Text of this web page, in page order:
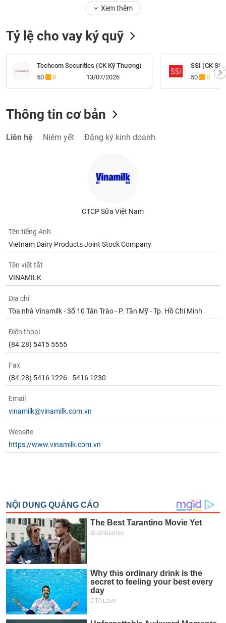
Xem thêm
Tỷ lệ cho vay ký quỹ
Techcom Securities (CK Kỹ Thương)
50
0 13/07/2026
SSI (CK
50
0
Thông tin cơ bản
Liên hệ Niêm yết Đăng ký kinh doanh
CTCP Sữa Việt Nam
Tên tiếng Anh
Vietnam Dairy Products Joint Stock Company
Tên viết tắt
VINAMILK
Địa chỉ
Tòa nhà Vinamilk - Số 10 Tân Trào - P. Tân Mỹ - Tp. Hồ Chí Minh
Điện thoại
(84.28) 5415 5555
Fax
(84.28) 5416 1226 - 5416 1230
Email
vinamilk@vinamilk.com.vn
Website
https://www.vinamilk.com.vn